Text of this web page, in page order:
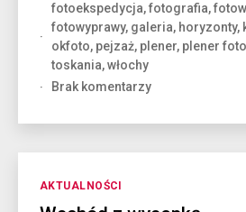
fotoekspedycja,fotografia,
fotowyprawy, galeria, horyzonty,
okfoto, pejzaż, plener, plener
toskania,włochy
Brak komentarzydo
w
Kategorie
AKTUALNOŚCI